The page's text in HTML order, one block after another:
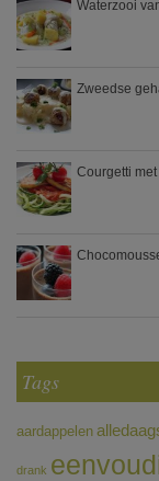
Waterzooi
Zweedse
Courgetti
Tags
aardappelen
drank